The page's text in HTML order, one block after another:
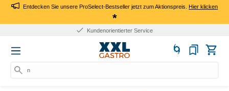
Entdecken Sie unsere ProSelect-Bestseller jetzt zum Aktionspreis.Hier klicken
*
Kundenorientierter Service
nac